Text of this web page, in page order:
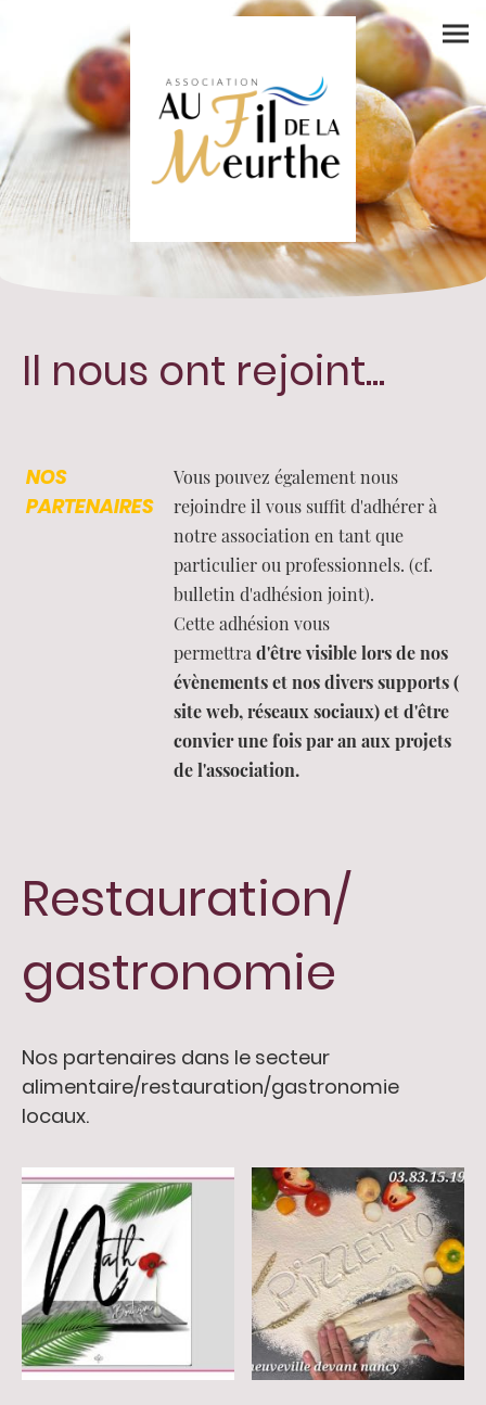
Il nous ont rejoint...
NOS
PARTENAIRES
Vous pouvez également nous
rejoindre il vous suffit d'adhérer à
notre association en tant que
particulier ou professionnels. (cf.
bulletin d'adhésion joint).
Cette adhésion vous
permettrad'être visible lors de nos
évènements et nos divers supports (
site web, réseaux sociaux) et d'être
convier une fois par an aux projets
de l'association.
Restauration/
gastronomie
Nos partenaires dans le secteur
alimentaire/restauration/gastronomie
locaux.